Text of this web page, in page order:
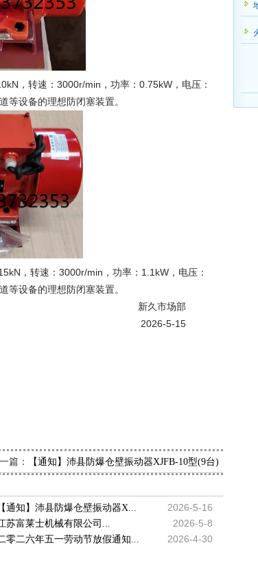
，转速：3000r/min，功率：0.75kW，电压：
等设备的理想防闭塞装置。
，转速：3000r/min，功率：1.1kW，电压：
等设备的理想防闭塞装置。
场部
5-15
黄经理查收
篇： 【通知】沛县防爆仓壁振动器XJFB-10型(9台)已发，请
2026-5-16
【通知】沛县防爆仓壁振动器X...
2026-5-8
苏富莱士机械有限公司...
2026-4-30
零二六年五一劳动节放假通知...